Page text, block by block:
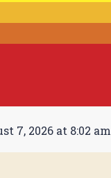
7, 2026 at 8:02 am